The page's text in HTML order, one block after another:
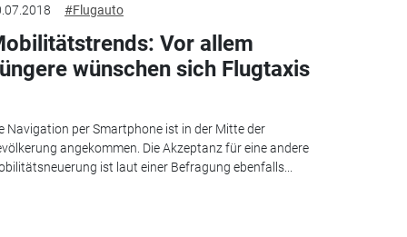
#Flugauto
Vor allem
wünschen sich Flugtaxis
Navigation per Smartphone ist in der Mitte der
angekommen. Die Akzeptanz für eine andere
ist laut einer Befragung ebenfalls...